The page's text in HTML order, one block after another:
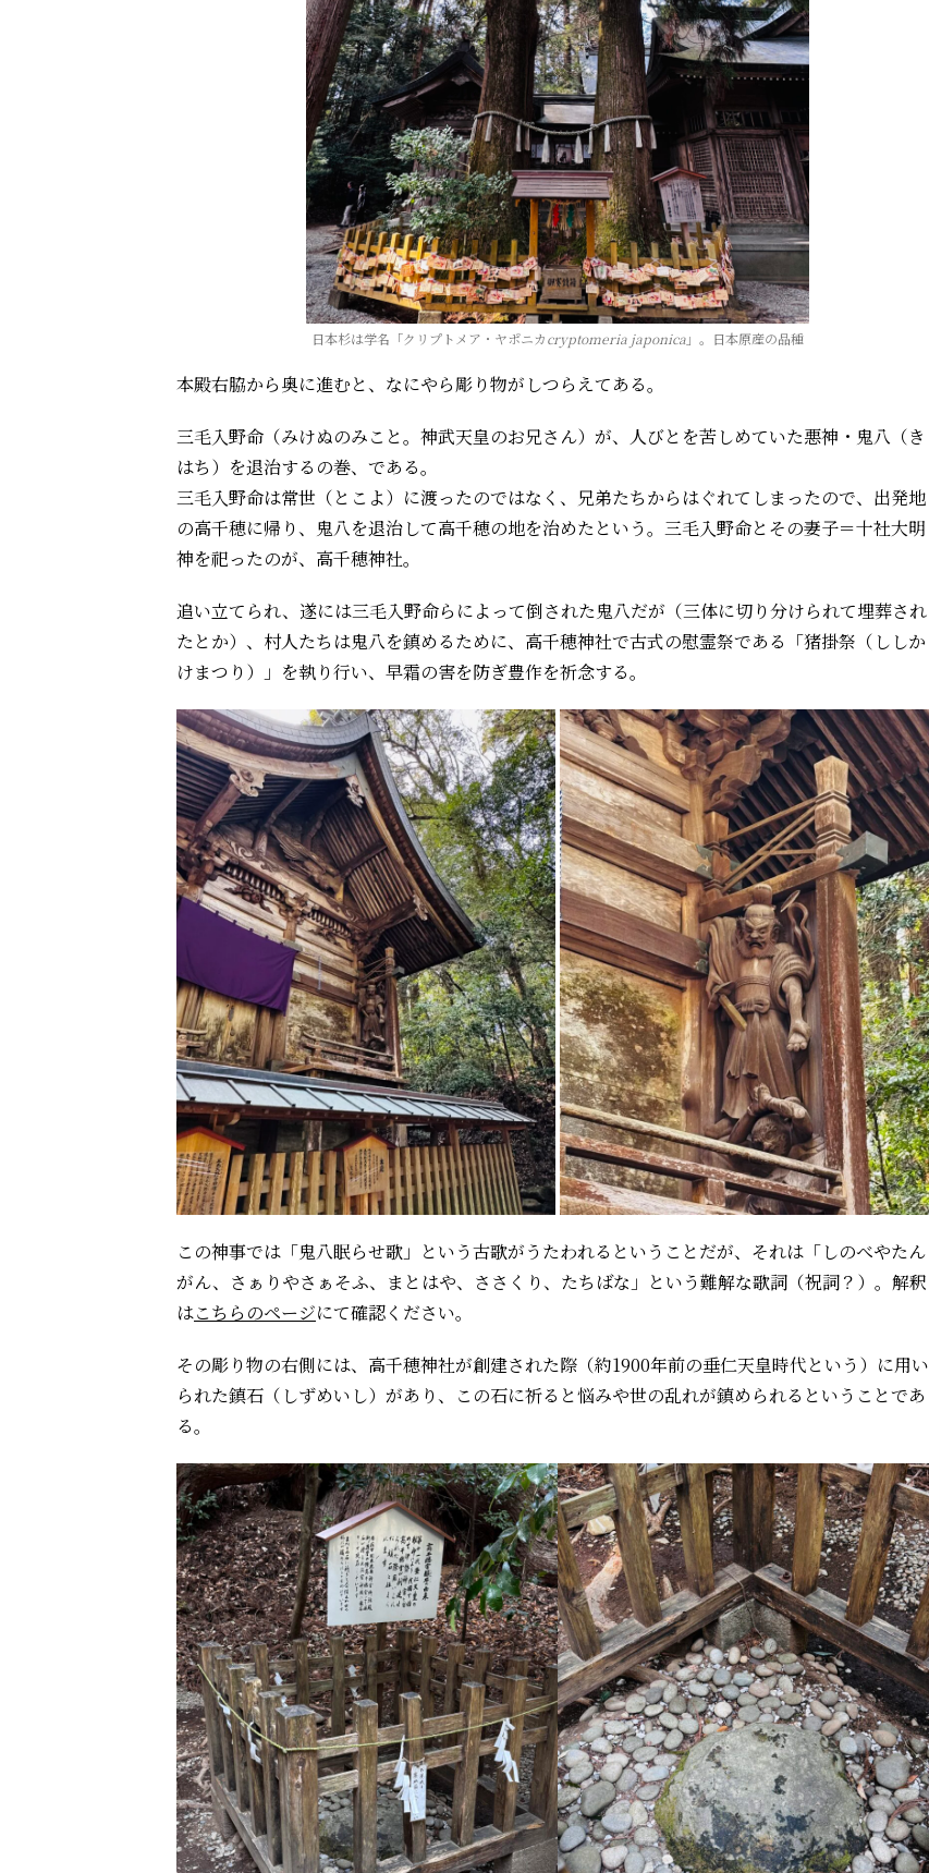
日本杉は学名「クリプトメア・ヤポニカcryptomeria japonica」。日本原産の品種
本殿右脇から奥に進むと、なにやら彫り物がしつらえてある。
三毛入野命（みけぬのみこと。神武天皇のお兄さん）が、人びとを苦しめていた悪神・鬼八（き
はち）を退治するの巻、である。
三毛入野命は常世（とこよ）に渡ったのではなく、兄弟たちからはぐれてしまったので、出発地
の高千穂に帰り、鬼八を退治して高千穂の地を治めたという。三毛入野命とその妻子＝十社大明
神を祀ったのが、高千穂神社。
追い立てられ、遂には三毛入野命らによって倒された鬼八だが（三体に切り分けられて埋葬され
たとか）、村人たちは鬼八を鎮めるために、高千穂神社で古式の慰霊祭である「猪掛祭（ししか
けまつり）」を執り行い、早霜の害を防ぎ豊作を祈念する。
この神事では「鬼八眠らせ歌」という古歌がうたわれるということだが、それは「しのべやたん
がん、さぁりやさぁそふ、まとはや、ささくり、たちばな」という難解な歌詞（祝詞？）。解釈
はこちらのページにて確認ください。
その彫り物の右側には、高千穂神社が創建された際（約1900年前の垂仁天皇時代という）に用い
られた鎮石（しずめいし）があり、この石に祈ると悩みや世の乱れが鎮められるということであ
る。